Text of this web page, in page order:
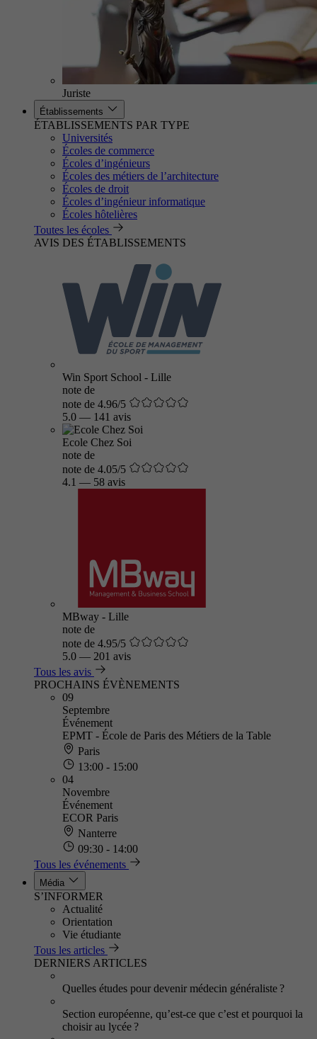
Juriste
Établissements
ÉTABLISSEMENTS PAR TYPE
Universités
Écoles de commerce
Écoles d’ingénieurs
Écoles des métiers de l’architecture
Écoles de droit
Écoles d’ingénieur informatique
Écoles hôtelières
Toutes les écoles
AVIS DES ÉTABLISSEMENTS
Win Sport School - Lille
note de
note de 4.96/5
5.0 — 141 avis
Ecole Chez Soi
note de
note de 4.05/5
4.1 — 58 avis
MBway - Lille
note de
note de 4.95/5
5.0 — 201 avis
Tous les avis
PROCHAINS ÉVÈNEMENTS
09
Septembre
Événement
EPMT - École de Paris des Métiers de la Table
Paris
13:00 - 15:00
04
Novembre
Événement
ECOR Paris
Nanterre
09:30 - 14:00
Tous les événements
Média
S’INFORMER
Actualité
Orientation
Vie étudiante
Tous les articles
DERNIERS ARTICLES
Quelles études pour devenir médecin généraliste ?
Section européenne, qu’est-ce que c’est et pourquoi la
choisir au lycée ?